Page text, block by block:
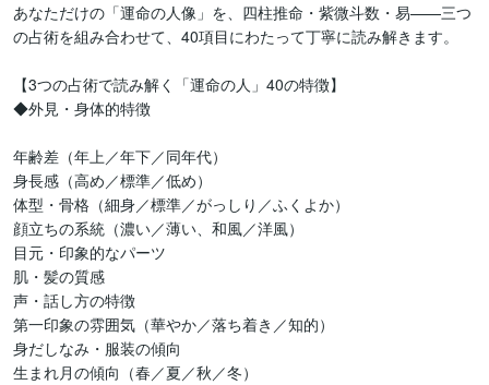
あなただけの「運命の人像」を、四柱推命・紫微斗数・易——三つ
の占術を組み合わせて、40項目にわたって丁寧に読み解きます。
【3つの占術で読み解く「運命の人」40の特徴】
◆外見・身体的特徴
年齢差（年上／年下／同年代）
身長感（高め／標準／低め）
体型・骨格（細身／標準／がっしり／ふくよか）
顔立ちの系統（濃い／薄い、和風／洋風）
目元・印象的なパーツ
肌・髪の質感
声・話し方の特徴
第一印象の雰囲気（華やか／落ち着き／知的）
身だしなみ・服装の傾向
生まれ月の傾向（春／夏／秋／冬）